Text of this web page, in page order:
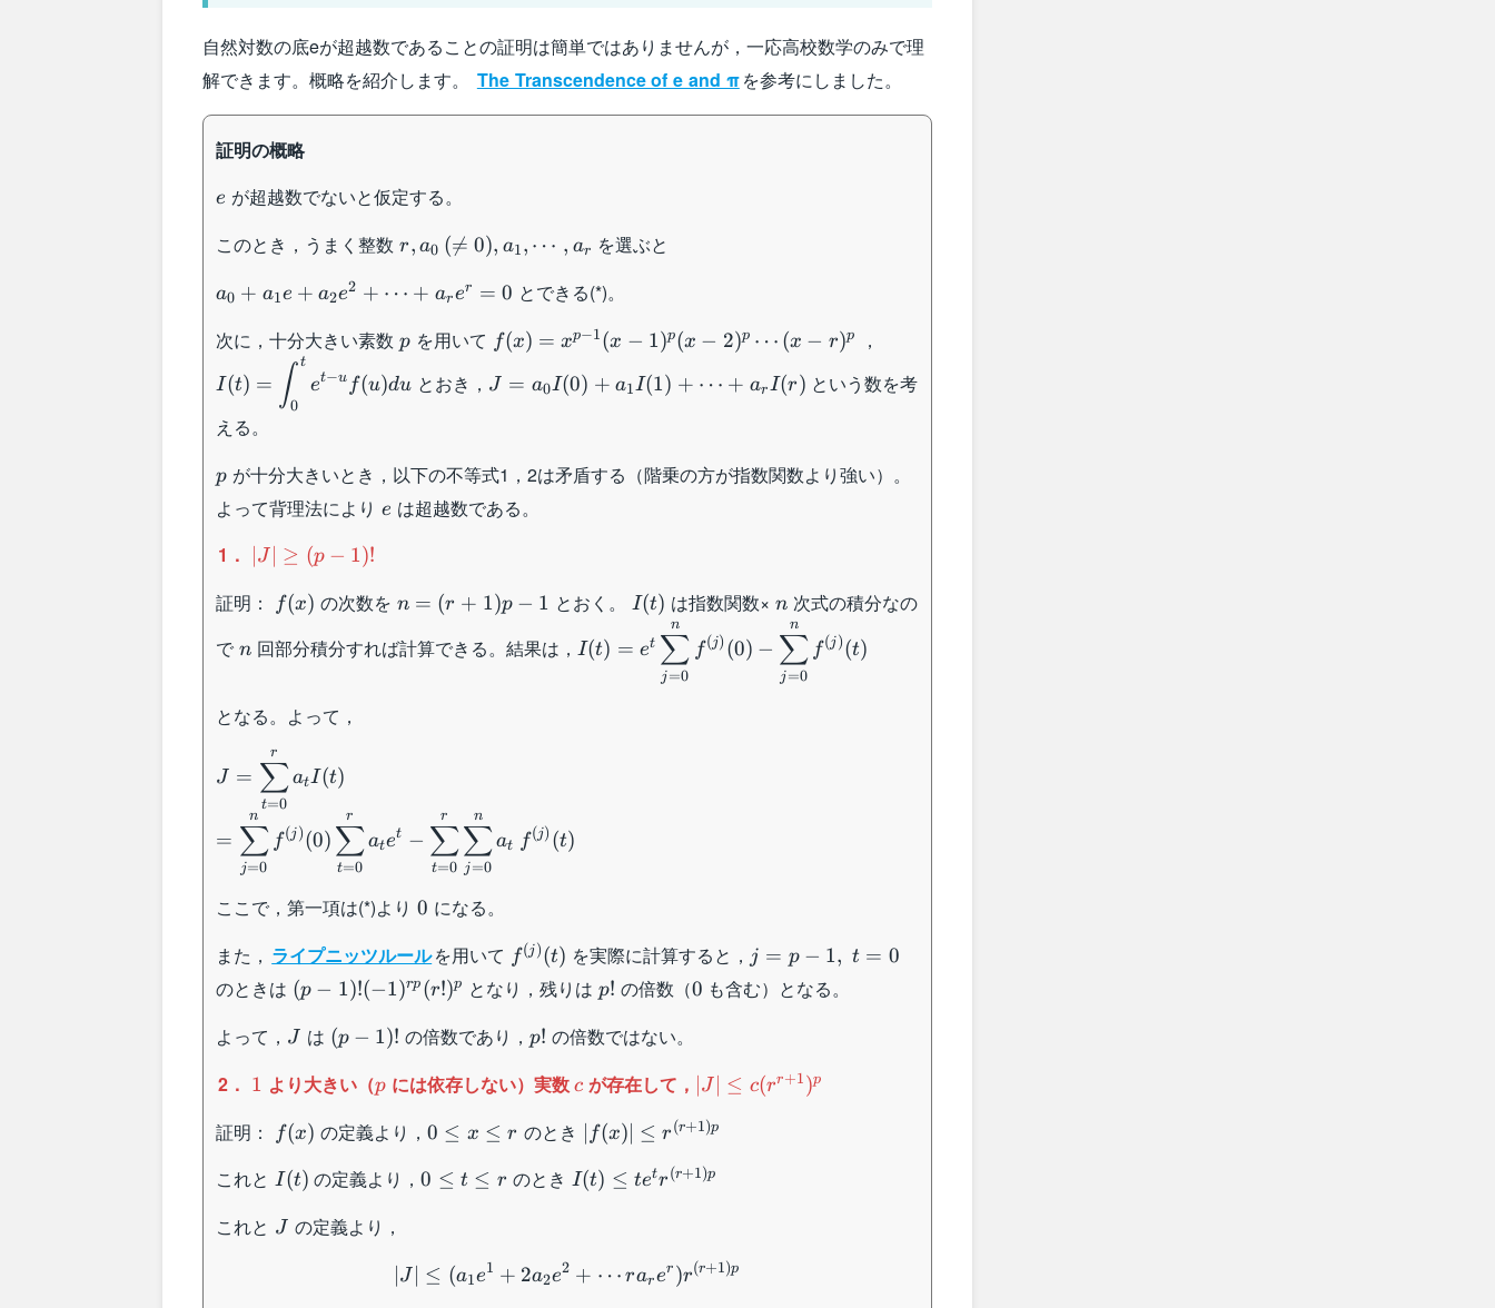
自然対数の底eが超越数であることの証明は簡単ではありませんが，一応高校数学のみで理
解できます。概略を紹介します。 The Transcendence of e and πを参考にしました。
証明の概略
e
e が超越数でないと仮定する。
このとき，うまく整数 r,a_0\:(\neq
r, a0 (
= 0), a1, ⋯ , ar を選ぶと
a_0+a_1e+a_2e^2+\cdots
a0 + a1e + a2e2 + ⋯ + arer = 0 とできる(*)。
次に，十分大きい素数 p
p を用いて f(x)=x^{p-
1)^p(x-
f(x) = xp−1(x − 1)p(x − 2)p ⋯ (x − r)p ，
I(t) = ∫0
t
et−u f(u)du とおき，
J=a_0I(0)+a_1I(1)+\cdots
+a_rI(r)
J = a0I(0) + a1I(1) + ⋯ + arI(r) という数を考
える。
p
p が十分大きいとき，以下の不等式1，2は矛盾する（階乗の方が指数関数より強い）。
よって背理法により e
e は超越数である。
1． |J|\geq
J ≥ (p − 1)!
証明： f(x)
f(x) の次数を n=
1
n = (r + 1)p − 1 とおく。 I(t)
I(t) は指数関数× n
n次式の積分なの
で n 回部分積分すれば計算できる。結果は，
I(t)=e^t\displaystyle\sum_{j=0}^nf^{(j)}
(0)-\sum_{j=0}^nf^{(j)}(t)
I(t) = et
j=0
∑
n
f(j) (0) −
j=0
∑
n
f(j )(t)
となる。よって，
J=\displaystyle\sum_{t=0}^ra_tI(t)\\
=\displaystyle\sum_{j=0}^nf^{(j)}
(0)\sum_{t=0}^ra_te^t-
\sum_{t=0}^r\sum_{j=0}^na_t\:f^{(j)}
J =
t=0
∑
r
atI(t)
=
j=0
∑
n
f(j )(0)
t=0
∑
r
atet −
t=0
∑
r
j=0
∑
n
at f(j) (t)
ここで，第一項は(*)より 0
0 になる。
また， ライプニッツルールを用いて f^{(j)}
(t)
f(j )(t) を実際に計算すると， j=p-
1,\;t=0
j = p − 1, t = 0
のときは (p-1)!
(r!)^p
(p − 1)!(−1)rp (r!)p となり，残りは p!
p! の倍数（0
0 も含む）となる。
よって， J
J は (p-
(p − 1)! の倍数であり，p!
p! の倍数ではない。
2． 1
1 より大きい（p
pには依存しない）実数c
c が存在して， |J| \leq c
J ≤ c(rr+1)p
証明： f(x)
f(x) の定義より， 0\leq
r
0 ≤ x ≤ r のとき |f(x)|\leq
r^{(r+1)p}
∣ f(x)∣ ≤ r(r+1)p
これと I(t)
I(t) の定義より，0\leq
0 ≤ t ≤ r のとき I(t) \leq
I(t) ≤ tetr(r+1)p
これと J
J の定義より，
|J| \leq (a_1 e^1 + 2a_2 e^2 + \cdots ra_r e^r) r^{(r+1) p}
J ≤ (a1e1 + 2a2e2 + ⋯ rarer )r(r+1)p